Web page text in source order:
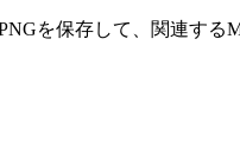
を保存して、関連する